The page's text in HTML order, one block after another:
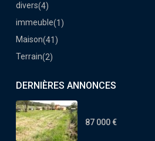
divers(4)
immeuble(1)
Maison(41)
Terrain(2)
DERNIÈRES ANNONCES
87 000 €